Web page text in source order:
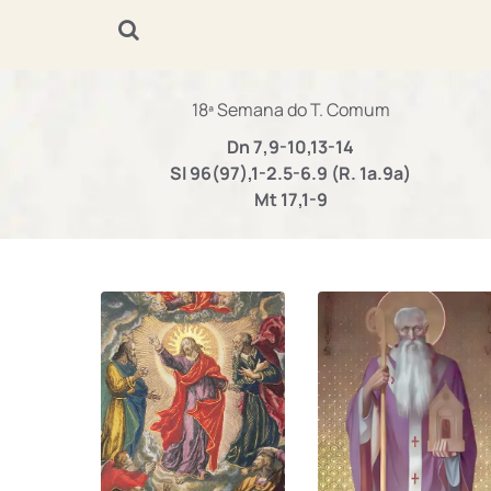
18ª Semana do T. Comum
Dn 7,9-10,13-14
Sl 96(97),1-2.5-6.9 (R. 1a.9a)
Mt 17,1-9